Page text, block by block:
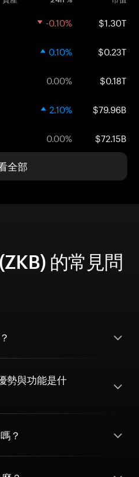
-0.10% $1.30T
0.10% $0.23T
0.00% $0.18T
2.10% $79.96B
0.00% $72.15B
全部
的常見問
勢與功能是什
？